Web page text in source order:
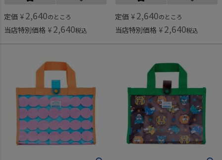
定価 ¥ 2,640のところ
当店特別価格 ¥ 2,640税込
定価 ¥ 2,640のところ
当店特別価格 ¥ 2,640税込